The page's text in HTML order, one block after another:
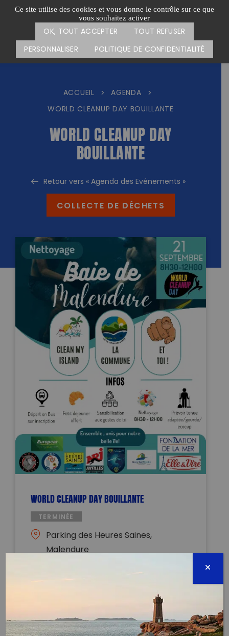
Ce site utilise des cookies et vous donne le contrôle sur ce que
vous souhaitez activer
OK, TOUT ACCEPTER
TOUT REFUSER
PERSONNALISER
POLITIQUE DE CONFIDENTIALITÉ
Passer
Menu
CARTE DES ACTIONS FAIRE UN DON
ACCUEIL > AGENDA
>
WORLD CLEANUP DAY BOUILLANTE
WORLD CLEANUP DAY
BOUILLANTE
Retour vers « Agenda des Evénements »
COLLECTE DE DÉCHETS
WORLD CLEANUP DAY BOUILLANTE
TERMINÉE
Parking des Heures Saines,
Malendure
cleanmyisland@gmail.com
0690295376